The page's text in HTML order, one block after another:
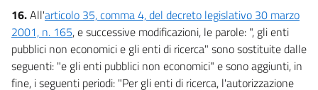
16.All'articolo 35, comma 4, del decreto legislativo 30 marzo
2001, n. 165, e successive modificazioni, le parole: ", gli enti
pubblici non economici e gli enti di ricerca" sono sostituite dalle
seguenti: "e gli enti pubblici non economici" e sono aggiunti, in
fine, i seguenti periodi: "Per gli enti di ricerca, l'autorizzazione